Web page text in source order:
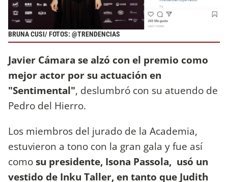
BRUNA CUSI/ FOTOS: @TRENDENCIAS
Javier Cámara se alzó con el premio como
mejor actor por su actuación en
"Sentimental", deslumbró con su atuendo de
Pedro del Hierro.
Los miembros del jurado de la Academia,
estuvieron a tono con la gran gala y fue así
comosu presidente, Isona Passola, usó un
vestido de Inku Taller, en tanto que Judith